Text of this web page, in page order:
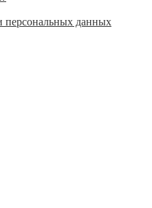
персональных данных